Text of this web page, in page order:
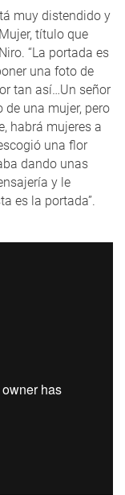
muy distendido y
título que
“La portada es
una foto de
tan así…Un señor
una mujer, pero
habrá mujeres a
una flor
dando unas
y le
es la portada”.